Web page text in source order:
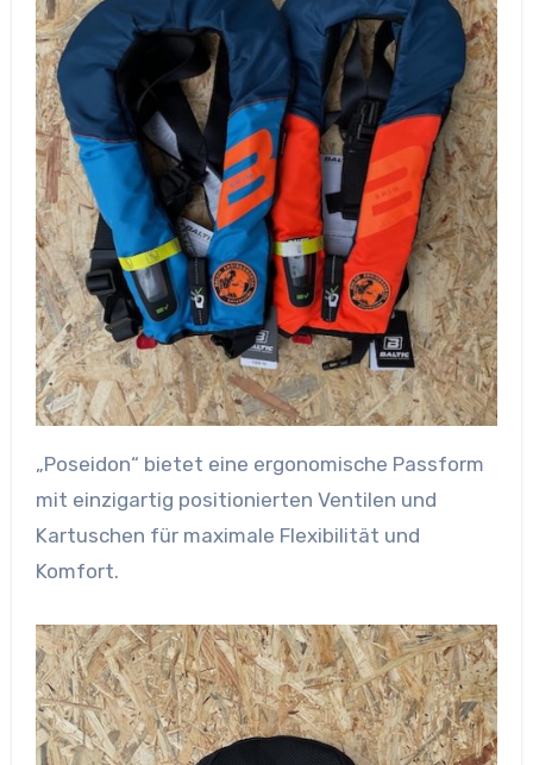
„Poseidon“ bietet eine ergonomische Passform
mit einzigartig positionierten Ventilen und
Kartuschen für maximale Flexibilität und
Komfort.